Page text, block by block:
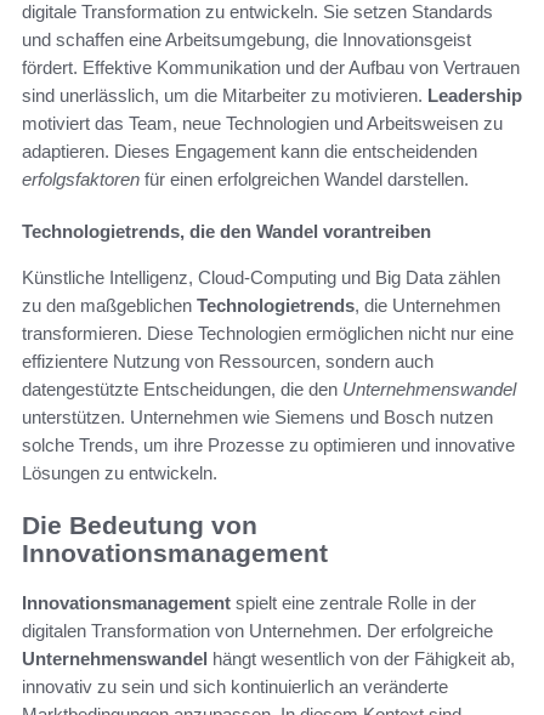
digitale Transformation zu entwickeln. Sie setzen Standards
und schaffen eine Arbeitsumgebung, die Innovationsgeist
fördert. Effektive Kommunikation und der Aufbau von Vertrauen
sind unerlässlich, um die Mitarbeiter zu motivieren. Leadership
motiviert das Team, neue Technologien und Arbeitsweisen zu
adaptieren. Dieses Engagement kann die entscheidenden
erfolgsfaktoren für einen erfolgreichen Wandel darstellen.
Technologietrends, die den Wandel vorantreiben
Künstliche Intelligenz, Cloud-Computing und Big Data zählen
zu den maßgeblichen Technologietrends, die Unternehmen
transformieren. Diese Technologien ermöglichen nicht nur eine
effizientere Nutzung von Ressourcen, sondern auch
datengestützte Entscheidungen, die den Unternehmenswandel
unterstützen. Unternehmen wie Siemens und Bosch nutzen
solche Trends, um ihre Prozesse zu optimieren und innovative
Lösungen zu entwickeln.
Die Bedeutung von
Innovationsmanagement
Innovationsmanagement spielt eine zentrale Rolle in der
digitalen Transformation von Unternehmen. Der erfolgreiche
Unternehmenswandel hängt wesentlich von der Fähigkeit ab,
innovativ zu sein und sich kontinuierlich an veränderte